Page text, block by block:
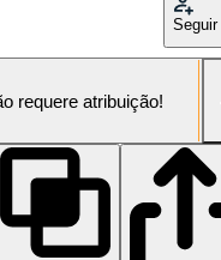
Seguir
requere atribuição!